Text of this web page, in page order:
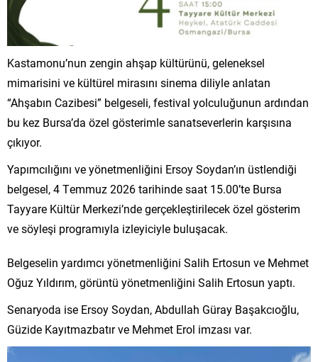
Kastamonu’nun zengin ahşap kültürünü, geleneksel
mimarisini ve kültürel mirasını sinema diliyle anlatan
“Ahşabın Cazibesi” belgeseli, festival yolculuğunun ardından
bu kez Bursa’da özel gösterimle sanatseverlerin karşısına
çıkıyor.
Yapımcılığını ve yönetmenliğini Ersoy Soydan’ın üstlendiği
belgesel, 4 Temmuz 2026 tarihinde saat 15.00’te Bursa
Tayyare Kültür Merkezi’nde gerçekleştirilecek özel gösterim
ve söyleşi programıyla izleyiciyle buluşacak.
Belgeselin yardımcı yönetmenliğini Salih Ertosun ve Mehmet
Oğuz Yıldırım, görüntü yönetmenliğini Salih Ertosun yaptı.
Senaryoda ise Ersoy Soydan, Abdullah Güray Başakcıoğlu,
Güzide Kayıtmazbatır ve Mehmet Erol imzası var.